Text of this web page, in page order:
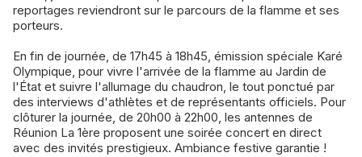
reportages reviendront sur le parcours de la flamme et ses
porteurs.
En fin de journée, de 17h45 à 18h45, émission spéciale Karé
Olympique, pour vivre l'arrivée de la flamme au Jardin de
l'État et suivre l'allumage du chaudron, le tout ponctué par
des interviews d'athlètes et de représentants officiels. Pour
clôturer la journée, de 20h00 à 22h00, les antennes de
Réunion La 1ère proposent une soirée concert en direct
avec des invités prestigieux. Ambiance festive garantie !